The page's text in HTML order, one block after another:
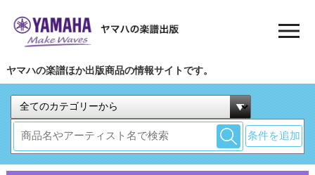
ヤマハの楽譜ほか出版商品の情報サイトです。
条件を追加